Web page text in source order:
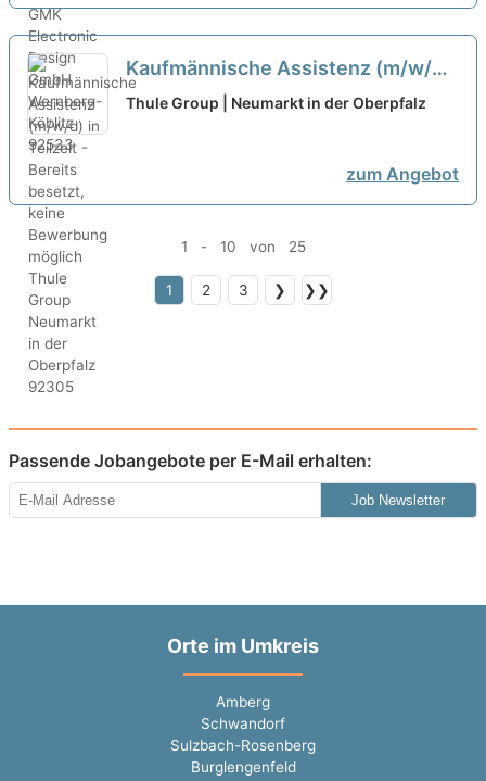
Kaufmännische Assistenz (m/w/d)
in Teilzeit - Bereits besetzt, keine
Thule Group | Neumarkt in der Oberpfalz
zum Angebot
1 - 10 von 25
1 2 3 ❯ ❯❯
Passende Jobangebote per E-Mail erhalten:
Job Newsletter
Orte im Umkreis
Amberg
Schwandorf
Sulzbach-Rosenberg
Burglengenfeld